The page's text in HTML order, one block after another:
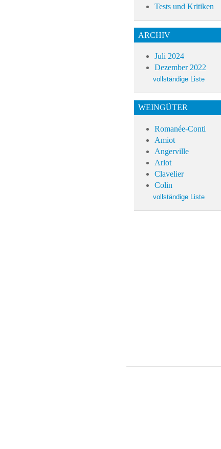
Tests und Kritiken
ARCHIV
Juli 2024
Dezember 2022
WEINGÜTER
Romanée-Conti
Amiot
Angerville
Arlot
Clavelier
Colin